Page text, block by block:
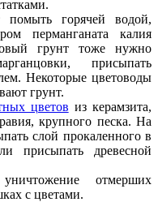
помыть горячей водой,
перманганата калия
грунт тоже нужно
присыпать
Некоторые цветоводы
грунт.
цветов из керамзита,
крупного песка. На
слой прокаленного в
присыпать древесной
отмерших
с цветами.